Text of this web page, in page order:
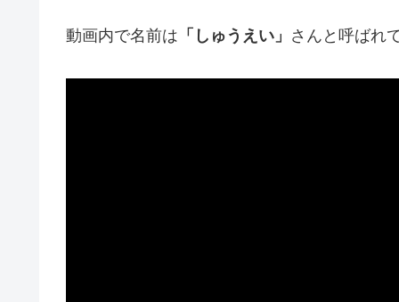
動画内で名前は 「しゅうえい」 さんと呼ばれ